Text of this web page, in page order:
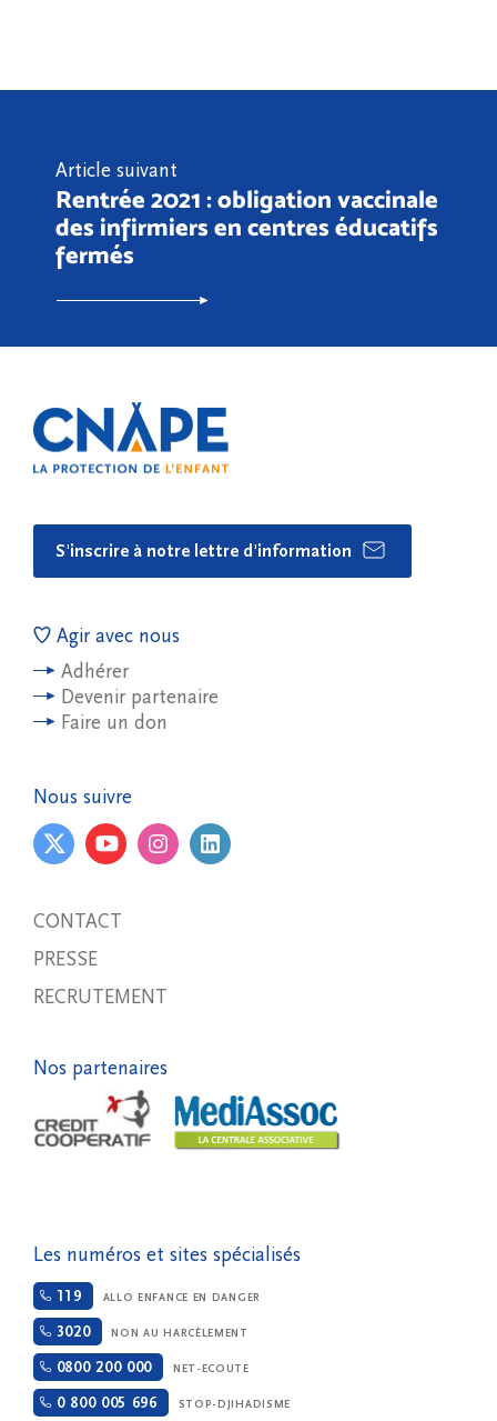
Article suivant
Rentrée 2021 : obligation vaccinale
des infirmiers en centres éducatifs
fermés
S'inscrire à notre lettre d'information
Agir avec nous
Adhérer
Devenir partenaire
Faire un don
Nous suivre
CONTACT
PRESSE
RECRUTEMENT
Nos partenaires
Les numéros et sites spécialisés
119 ALLO ENFANCE EN DANGER
3020 NON AU HARCÈLEMENT
0800 200 000 NET-ECOUTE
0 800 005 696 STOP-DJIHADISME